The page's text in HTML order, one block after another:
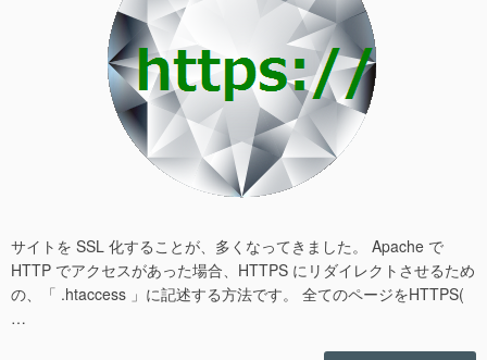
サイトを SSL 化することが、多くなってきました。 Apache で
HTTP でアクセスがあった場合、HTTPS にリダイレクトさせるため
の、「 .htaccess 」に記述する方法です。 全てのページをHTTPS(
…